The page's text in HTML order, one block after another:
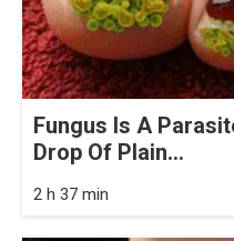
Fungus Is A
Drop Of Plain...
2 h 37 min